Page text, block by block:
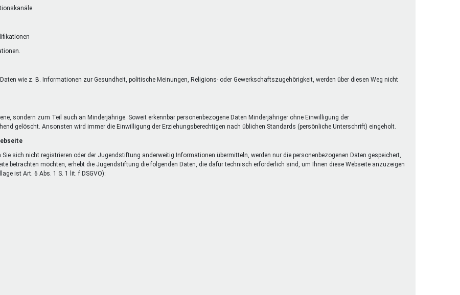
wie z. B. Informationen zur Gesundheit, politische Meinungen, Religions- oder Gewerkschaftszugehörigkeit, werden über diesen Weg nicht
sondern zum Teil auch an Minderjährige. Soweit erkennbar personenbezogene Daten Minderjähriger ohne Einwilligung der
gelöscht. Ansonsten wird immer die Einwilligung der Erziehungsberechtigen nach üblichen Standards (persönliche Unterschrift) eingeholt.
sich nicht registrieren oder der Jugendstiftung anderweitig Informationen übermitteln, werden nur die personenbezogenen Daten gespeichert,
betrachten möchten, erhebt die Jugendstiftung die folgenden Daten, die dafür technisch erforderlich sind, um Ihnen diese Webseite anzuzeigen
ist Art. 6 Abs. 1 S. 1 lit. f DSGVO):